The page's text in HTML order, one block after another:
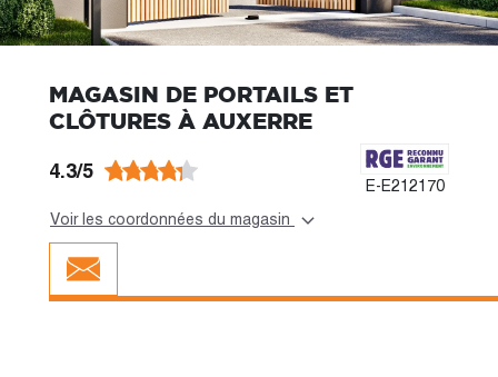
MAGASIN DE PORTAILS ET
CLÔTURES À AUXERRE
4.3/5
E-E212170
Voir les coordonnées du magasin